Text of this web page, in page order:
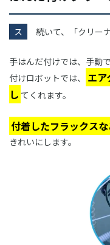
ス 続いて、「クリー
手はんだ付けでは、手動
付けロボットでは、
エ
し てくれます。
付着したフラックス
きれいにします。